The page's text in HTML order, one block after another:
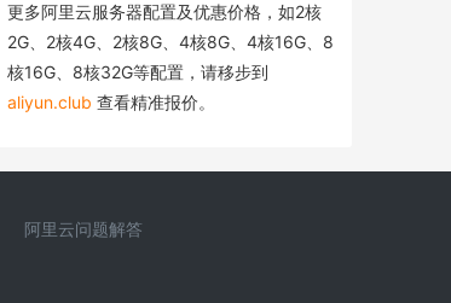
更多阿里云服务器配置及优惠价格，如2核
2G、2核4G、2核8G、4核8G、4核16G、8
核16G、8核32G等配置，请移步到
aliyun.club 查看精准报价。
阿里云问题解答